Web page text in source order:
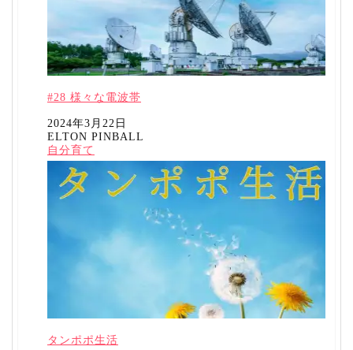
#28 様々な電波帯
日付
2024年3月22日
投稿者
ELTON PINBALL
関連理由
自分育て
タンポポ生活